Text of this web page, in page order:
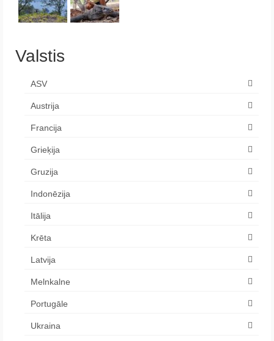
Valstis
ASV
Austrija
Francija
Grieķija
Gruzija
Indonēzija
Itālija
Krēta
Latvija
Melnkalne
Portugāle
Ukraina